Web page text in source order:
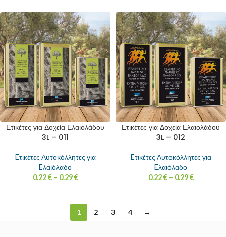
Ετικέτες για Δοχεία Ελαιολάδου
3L – 011
Eτικέτες Αυτοκόλλητες για
Eλαιόλαδο
0.22€ – 0.29€
Ετικέτες για Δοχεία Ελαιολάδου
3L – 012
Eτικέτες Αυτοκόλλητες για
Eλαιόλαδο
0.22€ – 0.29€
1 2 3 4 →